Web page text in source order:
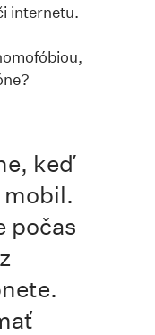
internetu.
keď
mobil.
počas